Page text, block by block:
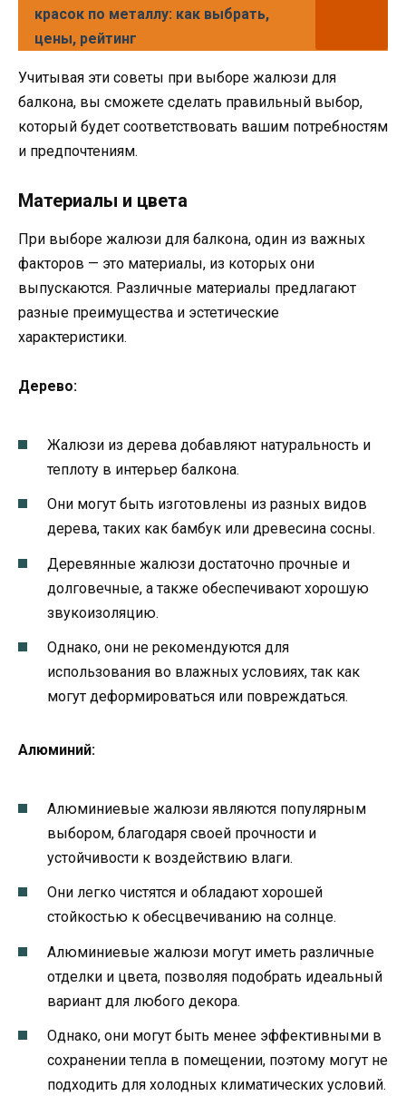
красок по металлу: как выбрать,
цены, рейтинг
Учитывая эти советы при выборе жалюзи для
балкона, вы сможете сделать правильный выбор,
который будет соответствовать вашим потребностям
и предпочтениям.
Материалы и цвета
При выборе жалюзи для балкона, один из важных
факторов — это материалы, из которых они
выпускаются. Различные материалы предлагают
разные преимущества и эстетические
характеристики.
Дерево:
Жалюзи из дерева добавляют натуральность и
теплоту в интерьер балкона.
Они могут быть изготовлены из разных видов
дерева, таких как бамбук или древесина сосны.
Деревянные жалюзи достаточно прочные и
долговечные, а также обеспечивают хорошую
звукоизоляцию.
Однако, они не рекомендуются для
использования во влажных условиях, так как
могут деформироваться или повреждаться.
Алюминий:
Алюминиевые жалюзи являются популярным
выбором, благодаря своей прочности и
устойчивости к воздействию влаги.
Они легко чистятся и обладают хорошей
стойкостью к обесцвечиванию на солнце.
Алюминиевые жалюзи могут иметь различные
отделки и цвета, позволяя подобрать идеальный
вариант для любого декора.
Однако, они могут быть менее эффективными в
сохранении тепла в помещении, поэтому могут не
подходить для холодных климатических условий.